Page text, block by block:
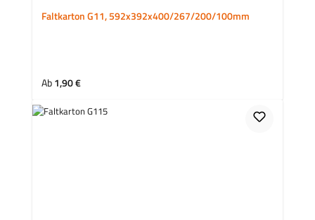
Faltkarton G11, 592x392x400/267/200/100mm
Regulärer Preis:
Ab1,90 €